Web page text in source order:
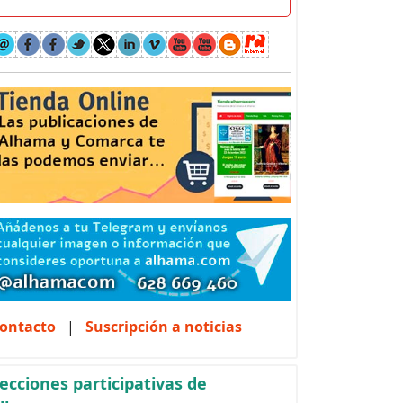
| Suscripción a noticias
participativas de